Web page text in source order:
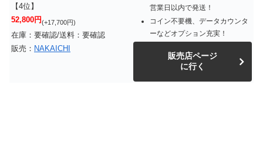
【4位】
52,800円(+17,700円)
在庫：要確認/送料：要確認
販売： NAKAICHI
営業日以内で発送！
コイン不要機、データカウンタ
ーなどオプション充実！
販売店ページ
に行く